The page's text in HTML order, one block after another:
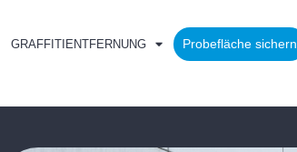
GRAFFITIENTFERNUNG Probefläche sichern